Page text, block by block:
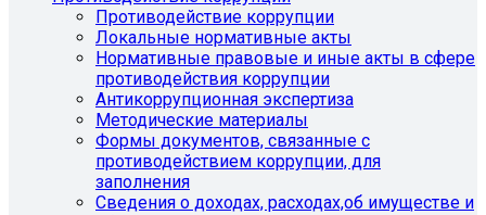
Противодействие коррупции
Локальные нормативные акты
Нормативные правовые и иные акты в сфере
противодействия коррупции
Антикоррупционная экспертиза
Методические материалы
Формы документов, связанные с
противодействием коррупции, для
заполнения
Сведения о доходах, расходах,об имуществе и